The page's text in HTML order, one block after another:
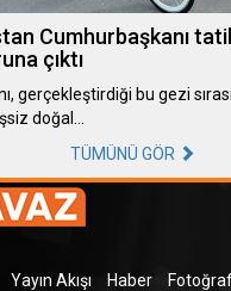
Cumhurbaşkanı
çıktı
gerçekleştirdiği bu gezi
doğal…
TÜMÜNÜ GÖR
Yayın Akışı Haber